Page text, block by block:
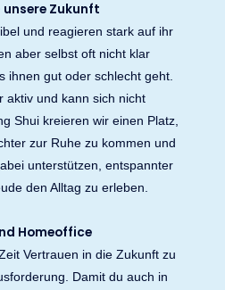
unsere Zukunft
und reagieren stark auf ihr
aber selbst oft nicht klar
ihnen gut oder schlecht geht.
aktiv und kann sich nicht
Shui kreieren wir einen Platz,
zur Ruhe zu kommen und
unterstützen, entspannter
den Alltag zu erleben.
Homeoffice
Vertrauen in die Zukunft zu
Damit du auch in